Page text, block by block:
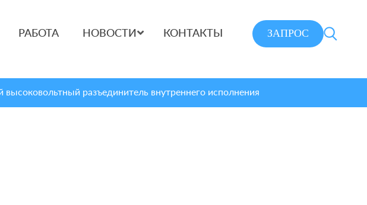
РАБОТА НОВОСТИ КОНТАКТЫ ЗАПРОС
разъединитель внутреннего исполнения